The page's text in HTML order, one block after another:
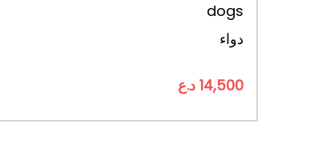
dogs
دواء
14,500 د.ع